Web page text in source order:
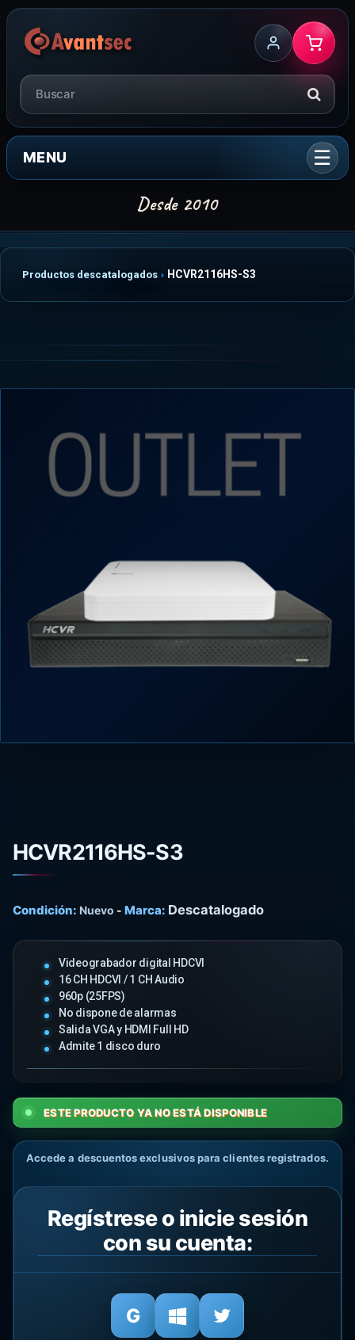
MENU
Productos descatalogados HCVR2116HS-S3
HCVR2116HS-S3
Condición: Nuevo - Marca: Descatalogado
Videograbador digital HDCVI
16 CH HDCVI / 1 CH Audio
960p (25FPS)
No dispone de alarmas
Salida VGA y HDMI Full HD
Admite 1 disco duro
ESTE PRODUCTO YA NO ESTÁ DISPONIBLE
Accede a descuentos exclusivos para clientes registrados.
Regístrese o inicie sesión
con su cuenta: